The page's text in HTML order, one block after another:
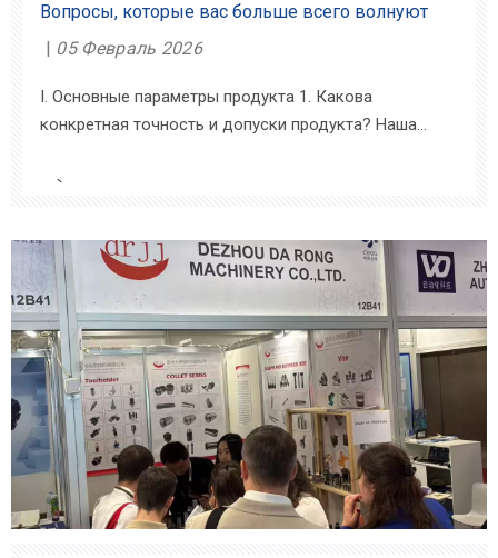
Вопросы, которые вас больше всего волнуют
05 Февраль 2026
I. Основные параметры продукта 1. Какова
конкретная точность и допуски продукта? Наша
стандартам точности. Точность радиального биения
точность зажима цанги ≤3 мкм; точность
позиционирования повтора тисков составляет ≤0,0